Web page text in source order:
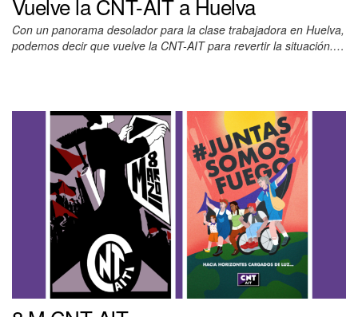
Con un panorama desolador para la clase trabajadora en Huelva,
podemos decir que vuelve la CNT-AIT para revertir la situación.…